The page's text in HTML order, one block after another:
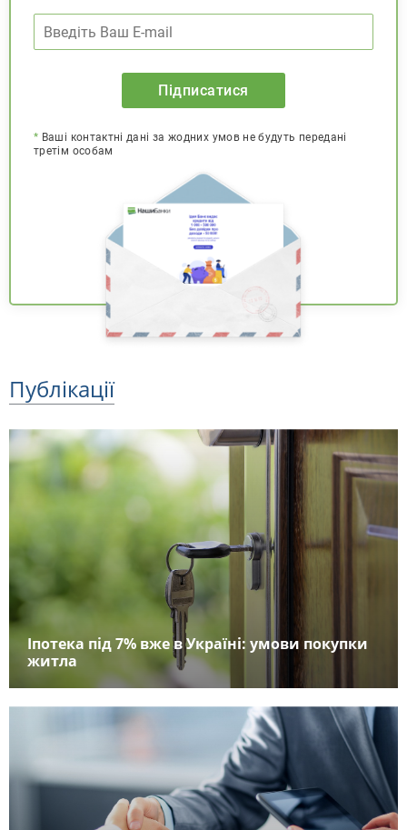
Підписатися
* Ваші контактні дані за жодних умов не будуть передані
третім особам
Публікації
Іпотека під 7% вже в Україні: умови покупки
житла